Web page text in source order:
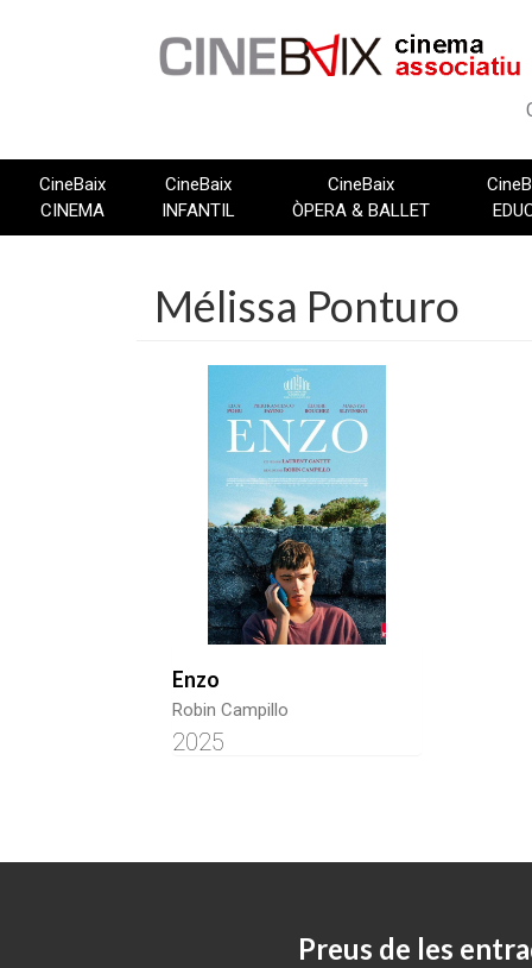
CineBaix
CINEMA
CineBaix
INFANTIL
CineBaix
ÒPERA & BALLET
Mélissa Ponturo
Enzo
Robin Campillo
2025
Preus de les